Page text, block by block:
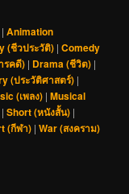
|Animation
(ชีวประวัติ) |Comedy
รคดี) | Drama (ชีวิต) |
(ประวัติศาสตร์) |
(เพลง) |Musical
|Short (หนังสั้น) |
(กีฬา) |War (สงคราม)